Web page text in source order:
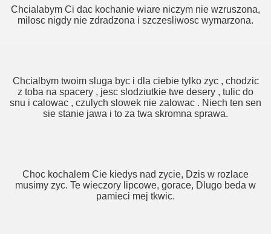
Chcialabym Ci dac kochanie wiare niczym nie wzruszona,
milosc nigdy nie zdradzona i szczesliwosc wymarzona.
Chcialbym twoim sluga byc i dla ciebie tylko zyc , chodzic
z toba na spacery , jesc slodziutkie twe desery , tulic do
snu i calowac , czulych slowek nie zalowac . Niech ten sen
sie stanie jawa i to za twa skromna sprawa.
Choc kochalem Cie kiedys nad zycie, Dzis w rozlace
musimy zyc. Te wieczory lipcowe, gorace, Dlugo beda w
pamieci mej tkwic.